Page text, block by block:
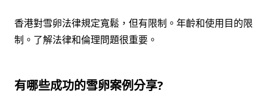
香港對雪卵法律規定寬鬆，但有限制。年齡和使用目的限
制。了解法律和倫理問題很重要。
有哪些成功的雪卵案例分享?